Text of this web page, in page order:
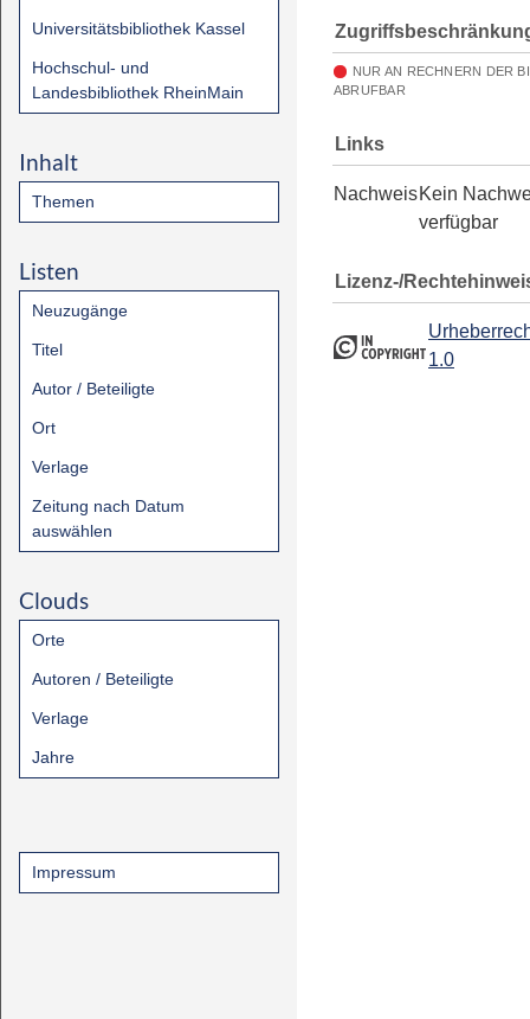
Universitätsbibliothek Kassel
Hochschul- und
Landesbibliothek RheinMain
Inhalt
Themen
Listen
Neuzugänge
Titel
Autor / Beteiligte
Ort
Verlage
Zeitung nach Datum
auswählen
Clouds
Orte
Autoren / Beteiligte
Verlage
Jahre
Impressum
NUR AN RECHNERN DER
ABRUFBAR
Links
NachweisKein
verfügbar
Lizenz-/
1.0